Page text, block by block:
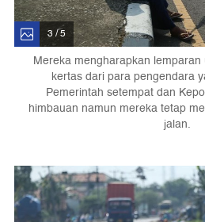
3 / 5
Mereka mengharapkan
kertas dari para pengendara
Pemerintah setempat dan
himbauan namun mereka tetap
jalan.